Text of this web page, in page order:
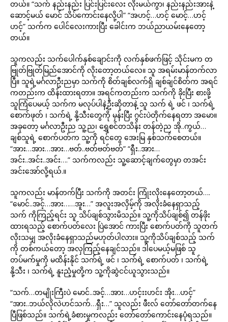
တယ်။ “သက် နည်းနည်း ပြင်းပြင်းလေး လိုးမယ်ကွာ၊ နည်းနည်းအားနဲ့
ဆောင့်မယ် မောင် သိပ်ကောင်းနေလို့ပါ” “အဟင့်…ဟင့် မောင့်…ဟင့်
ဟင့်” သက်က ပေါင်လေးကားပြီး ခေါင်းက ဘယ်ညာယမ်းနေတော့
တယ်။
သူကလည်း သက်ပေါက်နှစ်ချောင်းကို လက်နှစ်ဖက်ဖြင့် သိုင်းမက တ
ဗြုတ်ဗြုတ်မြည်အောင်ကို လိုးတော့တယ်လေ။ သူ အရမ်းမာန်တက်လာ
ပြီ။ သူရဲ့မင်္ဂလာဦးညမှာ သက်ကို စိတ်ချစ်လက်ရှိ ချစ်ချင်စိတ်က အရင်
ကတည်းက ထိန်းထားရတာ။ အရင်ကတည်းက သက်ကို ခိုးပြီး စားဖို့
သူကြံပေမယ့် သက်က မလုပ်ပါနဲ့ဦးဆိုတာနဲ့ သူ သက် ရဲ့ ဖင် ၊ သက်ရဲ့
စောက်ဖုတ် ၊ သက်ရဲ့ နို့သီးတွေကို မှန်းပြီး ဂွင်းပဲတိုက်နေရတာ အမော။
အခုတော့ မင်္ဂလာဦးည သူ့ည၊ ရွှေစင်တသိန်း တန်တဲ့ည အို..ကွယ်…
ချစ်သူရဲ့ စောက်ပတ်က သူ့ကို ရင်တွေ အေးမြ နှစ်သက်စေတယ်။
“အား…အား…အား…ဗတ်..ဗတ်ဗတ်ဗတ်” “ရှီး..အား…
အင်း..အင်း..အင်း….” သက်ကလည်း သူ့ဆောင့်ချက်တွေမှာ တအင်း
အင်းအော်လို့ရယ်.။
သူကလည်း မာန်တက်ပြီး သက်ကို အတင်း ကြုံးလိုးနေတော့တယ်….
“မောင်..အင့်…အား……အူး…” အလူးအလှိမ့်ကို အလိုးခံနေရှာသည့်
သက် ကိုကြည့်ရင်း သူ သိပ်ချစ်သွားမိသည်။ သူ့ကိုသိပ်ချစ်၍ တန်ဖိုး
ထားရသည့် စောက်ပတ်လေး ပြဲအောင် ကားပြီး စောက်ပတ်ကို သူတက်
လိုးသမျှ အလိုးခံနေရှာသည်မဟုတ်ပါလား။ သူ့ကိုသိပ်ချစ်သည့် သက်
ကို တစ်ကယ်တော့ အလှကြည့်နေချင်သည်။ ဒါပေမယ့်မဖြစ် သူ
တပ်မက်မှုကို မထိန်းနိုင် သက်ရဲ့ ဖင် ၊ သက်ရဲ့ စောက်ပတ် ၊ သက်ရဲ့
နို့သီး ၊ သက်ရဲ့ နူးညံ့မှုတို့က သူ့ကိုဆွဲငင်ယူသွားသည်။
“သက်…တမျိုးကြီးပဲ မောင်..အင့်…အား…ဟင့်းးဟင်း အိုး…ဟင့်”
“အား..ဘယ်လိုလဲဟင်သက်…ရှီး…” သူလည်း ဖီးလ် တော်တော်တက်နေ
ပြီဖြစ်သည်။ သက်ရဲ့ခံစားမှုကလည်း တော်တော်ကောင်းနေပုံရသည်။